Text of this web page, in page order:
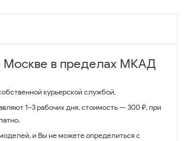
Москве в пределах МКАД
курьерской службой.
1–3 рабочих дня, стоимость — 300 ₽, при
и Вы не можете определиться с